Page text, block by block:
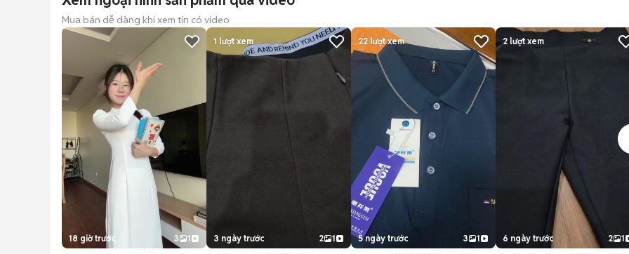
Mua bán dễ dàng khi xem tin có video
18 giờ trước 3 1
1 lượt xem
3 ngày trước 2 1
22 lượt xem
5 ngày trước 3 1
2 lượt xem
6 ngày trước 2 1